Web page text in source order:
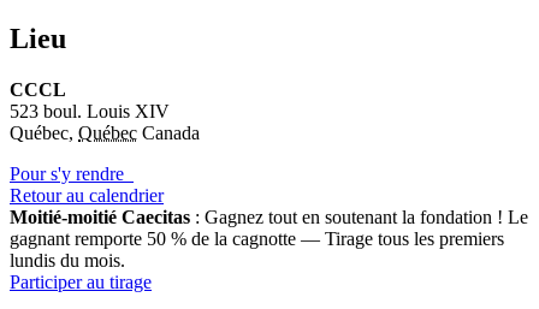
Lieu
CCCL
523 boul. Louis XIV
Québec, Québec Canada
Pour s'y rendre
Retour au calendrier
Moitié-moitié Caecitas : Gagnez tout en soutenant la fondation ! Le
gagnant remporte 50 % de la cagnotte — Tirage tous les premiers
lundis du mois.
Participer au tirage